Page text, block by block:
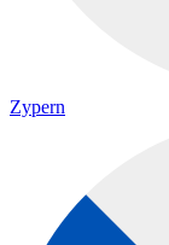
Zypern